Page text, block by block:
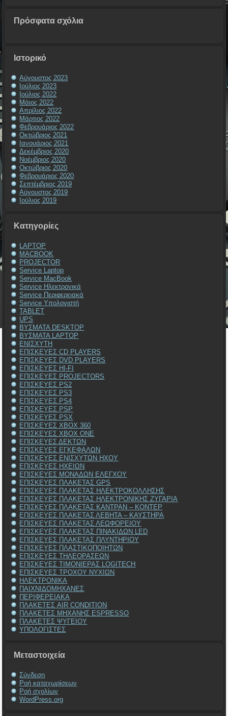
Πρόσφατα σχόλια
Ιστορικό
Αύγουστος 2023
Ιούλιος 2023
Ιούλιος 2022
Μάιος 2022
Απρίλιος 2022
Μάρτιος 2022
Φεβρουάριος 2022
Οκτώβριος 2021
Ιανουάριος 2021
Δεκέμβριος 2020
Νοέμβριος 2020
Οκτώβριος 2020
Φεβρουάριος 2020
Σεπτέμβριος 2019
Αύγουστος 2019
Ιούλιος 2019
Kατηγορίες
LAPTOP
MACBOOK
PROJECTOR
Service Laptop
Service MacBook
Service Ηλεκτρονικά
Service Περιφερειακά
Service Υπολογιστή
TABLET
UPS
ΒΥΣΜΑΤΑ DESKTOP
ΒΥΣΜΑΤΑ LAPTOP
ΕΝΙΣΧΥΤΗ
ΕΠΙΣΚΕΥΕΣ CD PLAYERS
ΕΠΙΣΚΕΥΕΣ DVD PLAYERS
ΕΠΙΣΚΕΥΕΣ HI-FI
ΕΠΙΣΚΕΥΕΣ PROJECTORS
ΕΠΙΣΚΕΥΕΣ PS2
ΕΠΙΣΚΕΥΕΣ PS3
ΕΠΙΣΚΕΥΕΣ PS4
ΕΠΙΣΚΕΥΕΣ PSP
ΕΠΙΣΚΕΥΕΣ PSX
ΕΠΙΣΚΕΥΕΣ XBOX 360
ΕΠΙΣΚΕΥΕΣ XBOX ONE
ΕΠΙΣΚΕΥΕΣ ΔΕΚΤΩΝ
ΕΠΙΣΚΕΥΕΣ ΕΓΚΕΦΑΛΩΝ
ΕΠΙΣΚΕΥΕΣ ΕΝΙΣΧΥΤΩΝ ΗΧΟΥ
ΕΠΙΣΚΕΥΕΣ ΗΧΕΙΩΝ
ΕΠΙΣΚΕΥΕΣ ΜΟΝΑΔΩΝ ΕΛΕΓΧΟΥ
ΕΠΙΣΚΕΥΕΣ ΠΛΑΚΕΤΑΣ GPS
ΕΠΙΣΚΕΥΕΣ ΠΛΑΚΕΤΑΣ ΗΛΕΚΤΡΟΚΟΛΛΗΣΗΣ
ΕΠΙΣΚΕΥΕΣ ΠΛΑΚΕΤΑΣ ΗΛΕΚΤΡΟΝΙΚΗΣ ΖΥΓΑΡΙΑ
ΕΠΙΣΚΕΥΕΣ ΠΛΑΚΕΤΑΣ ΚΑΝΤΡΑΝ – ΚΟΝΤΕΡ
ΕΠΙΣΚΕΥΕΣ ΠΛΑΚΕΤΑΣ ΛΕΒΗΤΑ – ΚΑΥΣΤΗΡΑ
ΕΠΙΣΚΕΥΕΣ ΠΛΑΚΕΤΑΣ ΛΕΩΦΟΡΕΙΟΥ
ΕΠΙΣΚΕΥΕΣ ΠΛΑΚΕΤΑΣ ΠΙΝΑΚΙΔΩΝ LED
ΕΠΙΣΚΕΥΕΣ ΠΛΑΚΕΤΑΣ ΠΛΥΝΤΗΡΙΟΥ
ΕΠΙΣΚΕΥΕΣ ΠΛΑΣΤΙΚΟΠΟΙΗΤΩΝ
ΕΠΙΣΚΕΥΕΣ ΤΗΛΕΟΡΑΣΕΩΝ
ΕΠΙΣΚΕΥΕΣ ΤΙΜΟΝΙΕΡΑΣ LOGITECH
ΕΠΙΣΚΕΥΕΣ ΤΡΟΧΟΥ ΝΥΧΙΩΝ
ΗΛΕΚΤΡΟΝΙΚΑ
ΠΑΙΧΝΙΔΟΜΗΧΑΝΕΣ
ΠΕΡΙΦΕΡΕΙΑΚΑ
ΠΛΑΚΕΤΕΣ AIR CONDITION
ΠΛΑΚΕΤΕΣ ΜΗΧΑΝΗΣ ESPRESSO
ΠΛΑΚΕΤΕΣ ΨΥΓΕΙΟΥ
ΥΠΟΛΟΓΙΣΤΕΣ
Μεταστοιχεία
Σύνδεση
Ροή καταχωρίσεων
Ροή σχολίων
WordPress.org